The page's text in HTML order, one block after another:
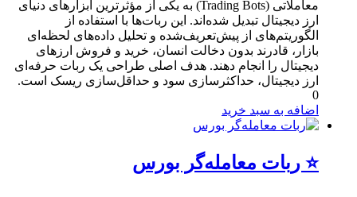
معاملاتی (Trading Bots) به یکی از مؤثرترین ابزارهای دنیای
ارز دیجیتال تبدیل شده‌اند. این ربات‌ها با استفاده از
الگوریتم‌های از پیش‌تعریف‌شده و تحلیل داده‌های لحظه‌ای
بازار، قادرند بدون دخالت انسان، خرید و فروش ارزهای
دیجیتال را انجام دهند. هدف اصلی طراحی یک ربات حرفه‌ای
ارز دیجیتال، حداکثرسازی سود و حداقل‌سازی ریسک است.
0
اضافه به سبد خرید
⭐ ربات معامله‌گر بورس